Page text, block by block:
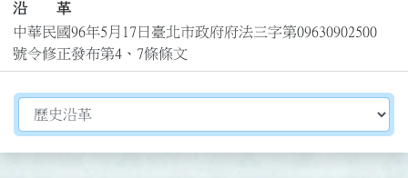
沿 革
中華民國96年5月17日臺北市政府府法三字第09630902500
號令修正發布第4、7條條文
切換選擇法規資訊內容